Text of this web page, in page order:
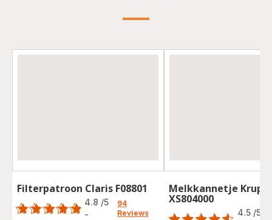
Filterpatroon Claris F08801
Score
4.8 /5
-
94
Reviews
Melkkannetje Krups
XS804000
Score
4.5 /5